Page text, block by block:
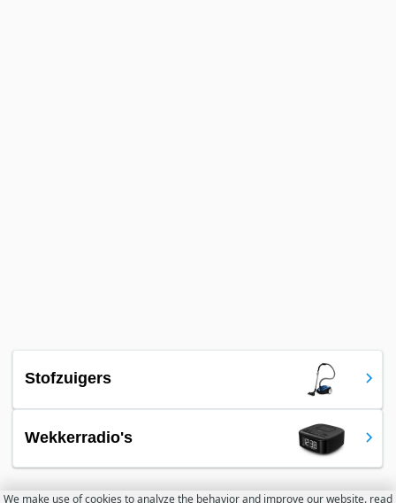
Stofzuigers
Wekkerradio's
We make use of cookies to analyze the behavior and improve our website. read